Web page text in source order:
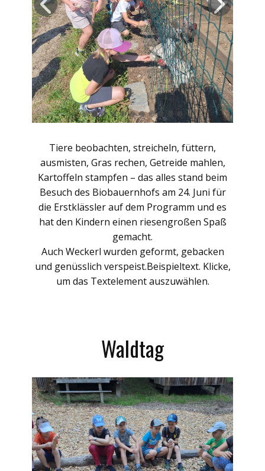
Tiere beobachten, streicheln, füttern,
ausmisten, Gras rechen, Getreide mahlen,
Kartoffeln stampfen – das alles stand beim
Besuch des Biobauernhofs am 24. Juni für
die Erstklässler auf dem Programm und es
hat den Kindern einen riesengroßen Spaß
gemacht.
Auch Weckerl wurden geformt, gebacken
und genüsslich verspeist.Beispieltext. Klicke,
um das Textelement auszuwählen.
Waldtag